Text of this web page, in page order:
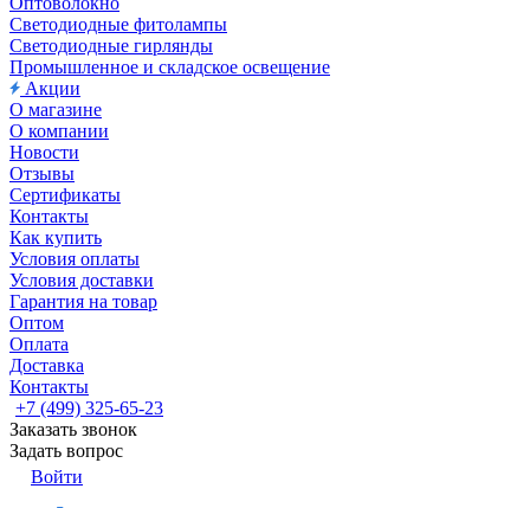
Светодиодные фитолампы
Светодиодные гирлянды
Промышленное и складское освещение
Акции
О магазине
О компании
Новости
Отзывы
Сертификаты
Контакты
Как купить
Условия оплаты
Условия доставки
Гарантия на товар
Оптом
Оплата
Доставка
Контакты
+7 (499) 325-65-23
Заказать звонок
Задать вопрос
Войти